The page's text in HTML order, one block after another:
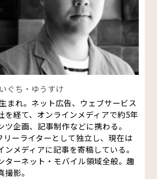
いぐち・ゆうすけ
まれ。ネット広告、ウェブサービス
を経て、オンラインメディアで約5年
ツ企画、記事制作などに携わる。
リーライターとして独立し、現在は
ンメディアに記事を寄稿している。
ターネット・モバイル領域全般。趣
影。